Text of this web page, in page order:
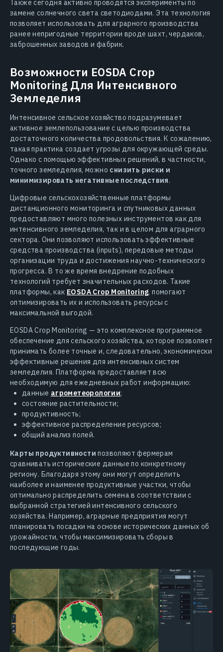
Также сегодня активно проводятся эксперименты по
замене солнечного света светодиодами. Эта технология
позволяет использовать для аграрного производства
ранее непригодные территории вроде шахт, чердаков,
заброшенных заводов и фабрик.
Возможности EOSDA Crop
Monitoring Для Интенсивного
Земледелия
Интенсивное сельское хозяйство подразумевает
активное землепользование с целью производства
достаточного количества продовольствия. К сожалению,
такая практика создает угрозы для окружающей среды.
Однако с помощью эффективных решений, в частности,
точного земледелия, можно снизить риски и
минимизировать негативные последствия.
Цифровые сельскохозяйственные платформы
дистанционного мониторинга и спутниковых данных
предоставляют много полезных инструментов как для
интенсивного земледелия, так и в целом для аграрного
сектора. Они позволяют использовать эффективные
средства производства (inputs), передовые методы
организации труда и достижения научно-технического
прогресса. В то же время внедрение подобных
технологий требует значительных расходов. Такие
платформы, как EOSDA Crop Monitoring, помогают
оптимизировать их и использовать ресурсы с
максимальной выгодой.
EOSDA Crop Monitoring — это комплексное программное
обеспечение для сельского хозяйства, которое позволяет
принимать более точные и, следовательно, экономически
эффективные решения для интенсивных систем
земледелия. Платформа предоставляет всю
необходимую для ежедневных работ информацию:
данные агрометеорологии;
состояние растительности;
продуктивность;
эффективное распределение ресурсов;
общий анализ полей.
Карты продуктивности позволяют фермерам
сравнивать исторические данные по конкретному
региону. Благодаря этому они могут определить
наиболее и наименее продуктивные участки, чтобы
оптимально распределить семена в соответствии с
выбранной стратегией интенсивного сельского
хозяйства. Например, аграрные предприятия могут
планировать посадки на основе исторических данных об
урожайности, чтобы максимизировать сборы в
последующие годы.